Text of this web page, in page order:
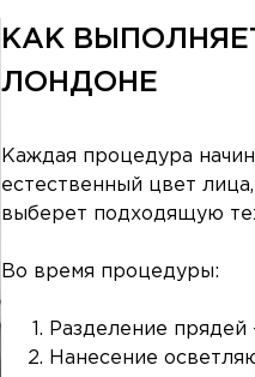
КАК
ЛОНДОНЕ
Каждая процедура
естественный цвет
выберет подходящую
Во время процедуры:
Разделение прядей
Нанесение